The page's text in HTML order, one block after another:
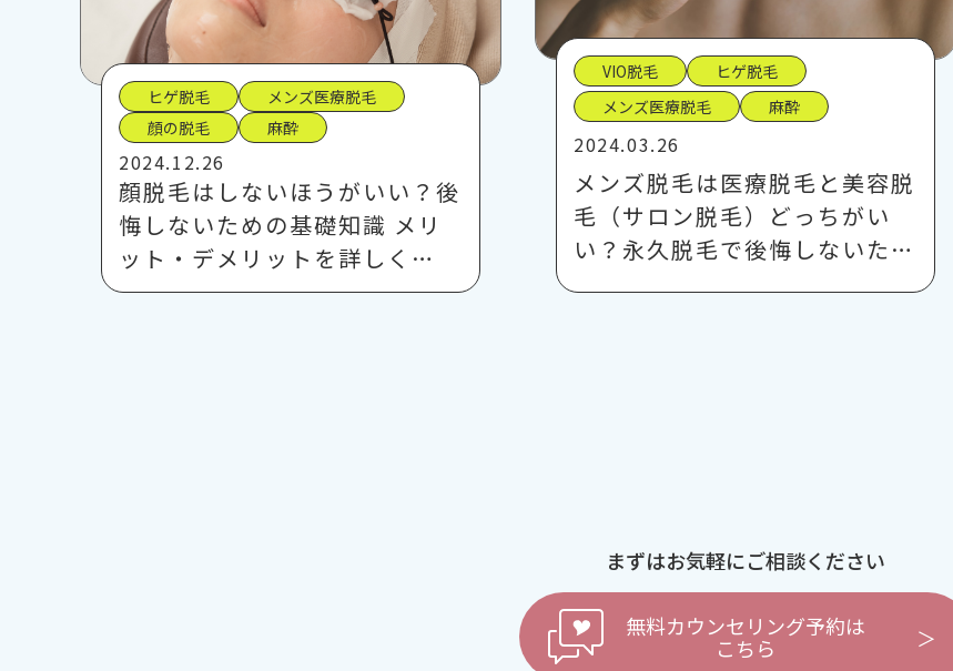
ヒゲ脱毛
メンズ医療脱毛
顔の脱毛
麻酔
2024.12.26
顔脱毛はしないほうがいい？後
悔しないための基礎知識 メリ
ット・デメリットを詳しく…
VIO脱毛
ヒゲ脱毛
メンズ医療脱毛
麻酔
2024.03.26
メンズ脱毛は医療脱毛と美容脱
毛（サロン脱毛）どっちがい
い？永久脱毛で後悔しないた…
まずはお気軽にご相談ください
無料カウンセリング予約は
こちら